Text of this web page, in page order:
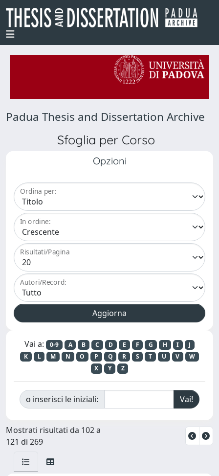
Padua Thesis and Dissertation Archive
Sfoglia per Corso
Opzioni
Ordina per:
In ordine:
Risultati/Pagina
Autori/Record:
Vai a: 0-9 A B C D E F G H I
J
K
L M N O P Q R S T U V
W
X
Y Z
o inserisci le iniziali:
Mostrati risultati da 102 a
121 di 269